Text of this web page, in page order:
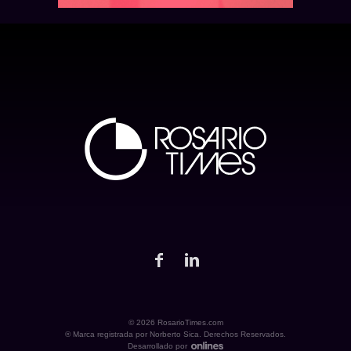
© 2026 RosarioTimes.com
® Marca registrada por Norberto Sica. Derechos Reservados.
Desarrollado por